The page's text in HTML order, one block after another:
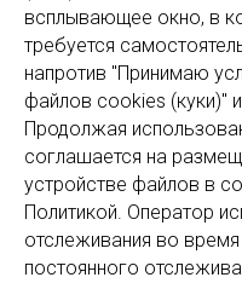
всплывающее окно, в
требуется
напротив "Принимаю
файлов cookies (куки)"
Продолжая
соглашается на
устройстве файлов в
Политикой. Оператор
отслеживания во время
постоянного